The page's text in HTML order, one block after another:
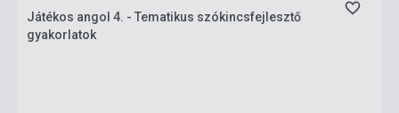
Játékos angol 4. - Tematikus szókincsfejlesztő
gyakorlatok